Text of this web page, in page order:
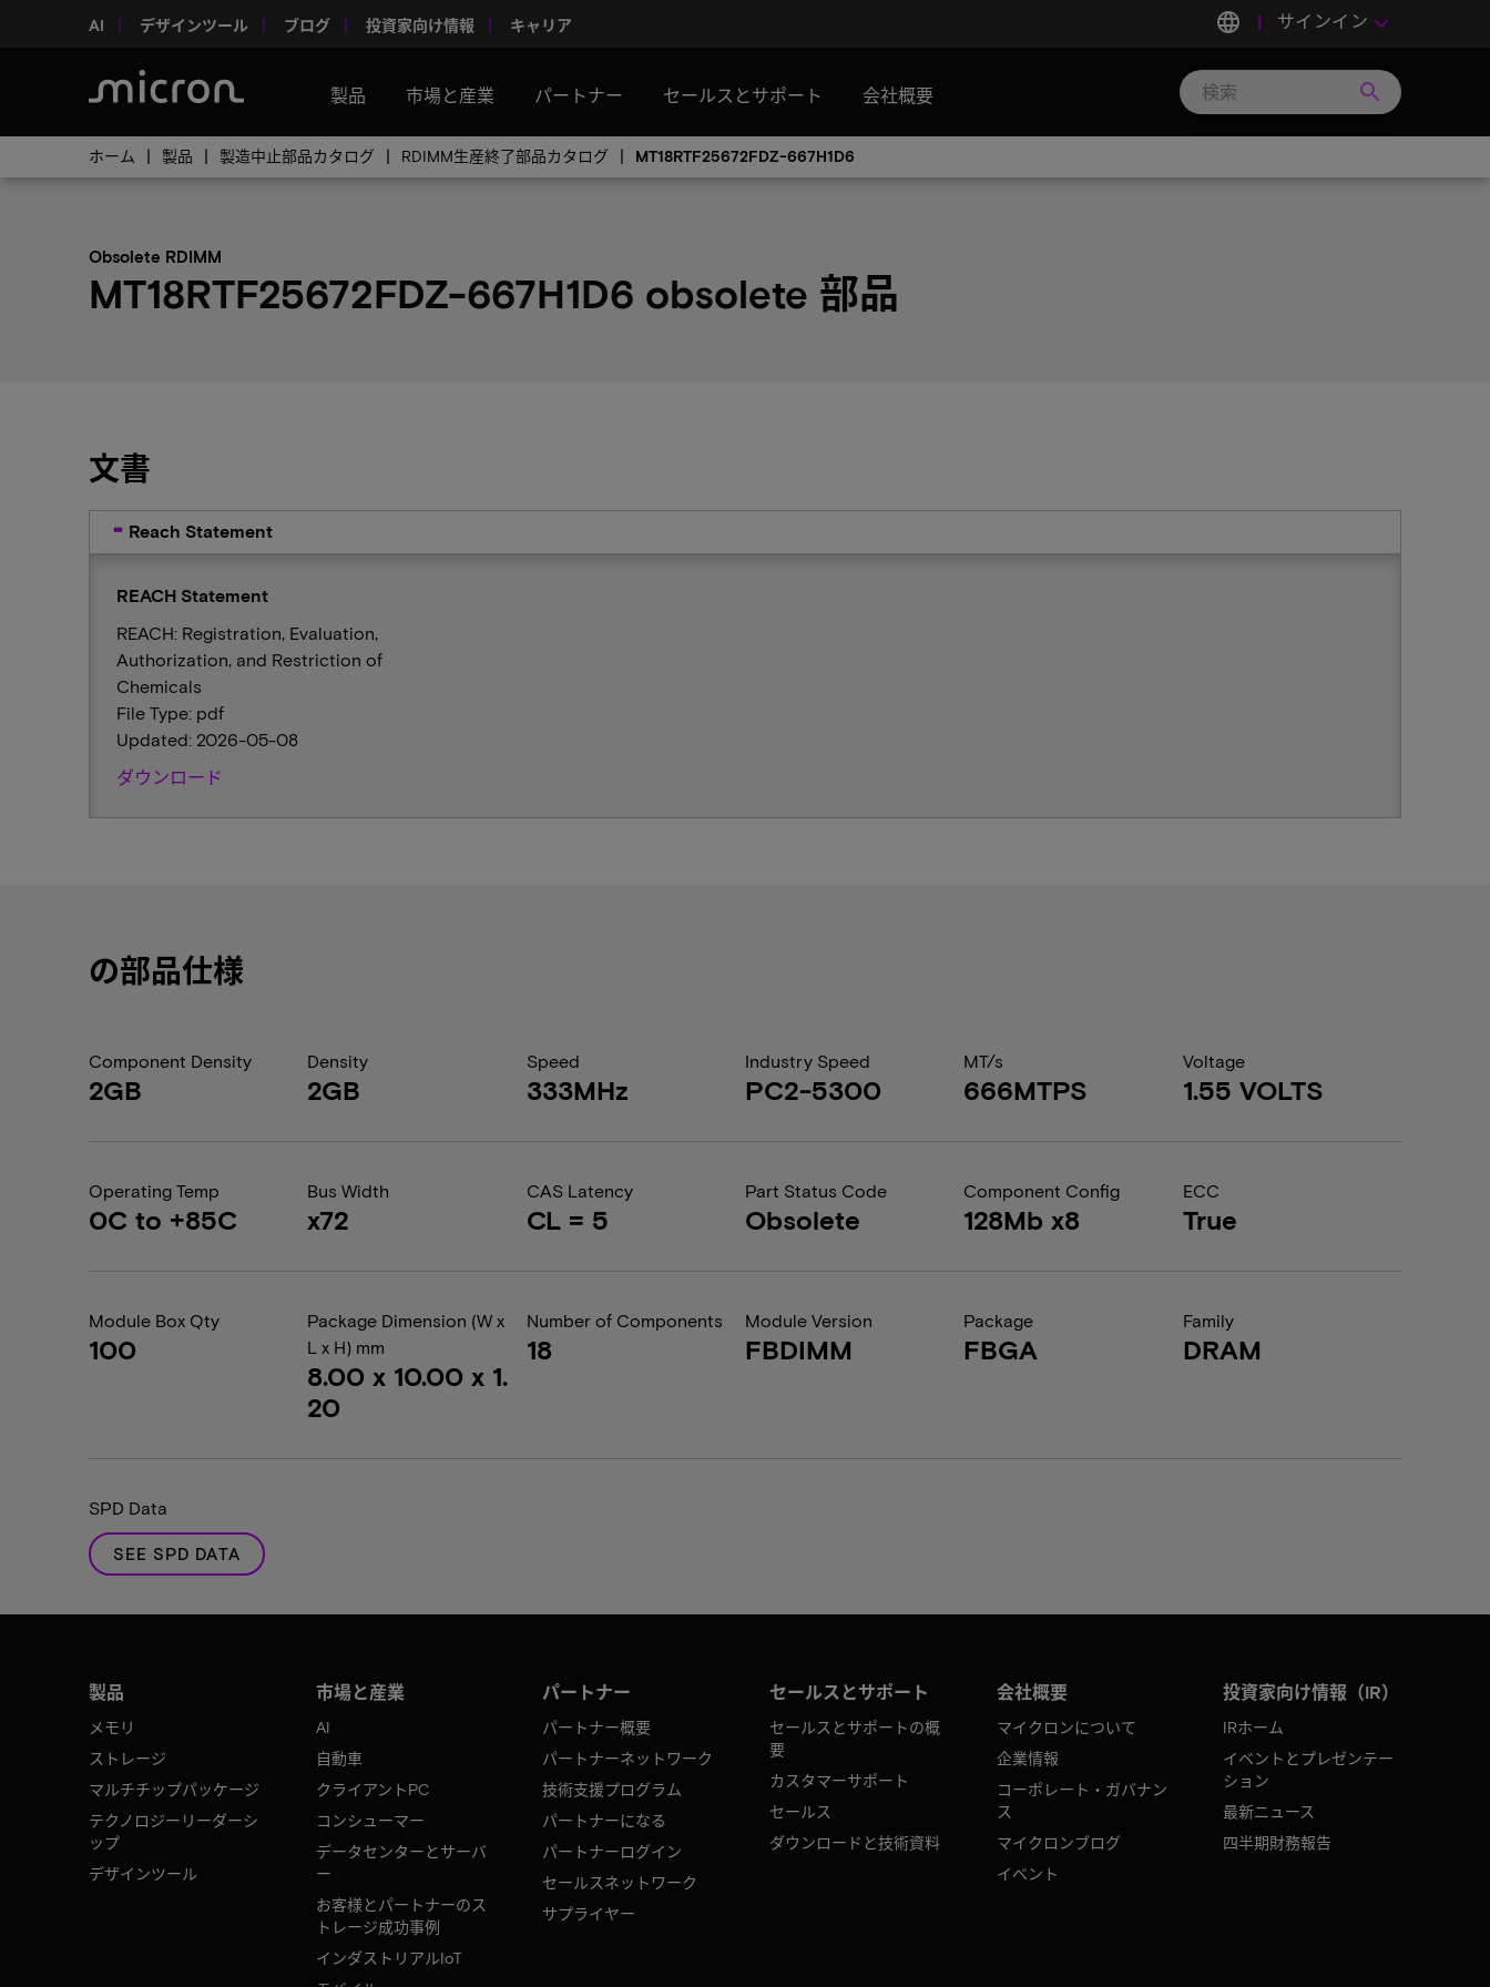
AI デザインツール ブログ 投資家向け情報 キャリア language サインイン keyboard_arrow_down
製品 市場と産業 パートナー セールスとサポート 会社概要 search
ホーム 製品 製造中止部品カタログ RDIMM生産終了部品カタログ MT18RTF25672FDZ-667H1D6
Obsolete RDIMM
MT18RTF25672FDZ-667H1D6 obsolete 部品
文書
Reach Statement
REACH Statement
REACH: Registration, Evaluation,
Authorization, and Restriction of
Chemicals
File Type: pdf
Updated: 2026-05-08
ダウンロード
の部品仕様
Component Density
2GB
Density
2GB
Speed
333MHz
Industry Speed
PC2-5300
MT/s
666MTPS
Voltage
1.55 VOLTS
Operating Temp
0C to +85C
Bus Width
x72
CAS Latency
CL = 5
Part Status Code
Obsolete
Component Config
128Mb x8
ECC
True
Module Box Qty
100
Package Dimension (W x
L x H) mm
8.00 x 10.00 x 1.
20
Number of Components
18
Module Version
FBDIMM
Package
FBGA
Family
DRAM
SPD Data
SEE SPD DATA
製品
メモリ
ストレージ
マルチチップパッケージ
テクノロジーリーダーシ
ップ
デザインツール
市場と産業
AI
自動車
クライアントPC
コンシューマー
データセンターとサーバ
ー
お客様とパートナーのス
トレージ成功事例
インダストリアルIoT
パートナー
パートナー概要
パートナーネットワーク
技術支援プログラム
パートナーになる
パートナーログイン
セールスネットワーク
サプライヤー
セールスとサポート
セールスとサポートの概
要
カスタマーサポート
セールス
ダウンロードと技術資料
会社概要
マイクロンについて
企業情報
コーポレート・ガバナン
ス
マイクロンブログ
イベント
投資家向け情報（IR）
IRホーム
イベントとプレゼンテー
ション
最新ニュース
四半期財務報告